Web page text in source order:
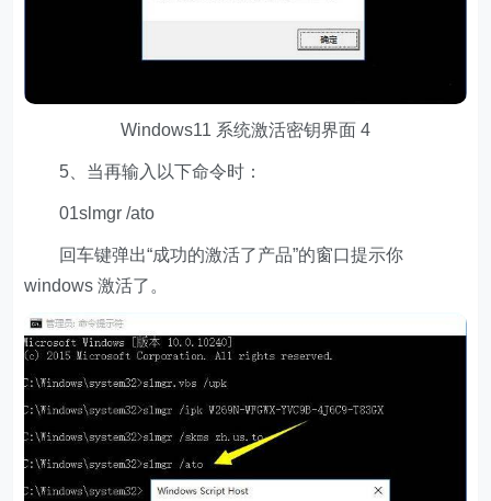
Windows11 系统激活密钥界面 4
5、当再输入以下命令时：
01slmgr /ato
回车键弹出“成功的激活了产品”的窗口提示你
windows 激活了。